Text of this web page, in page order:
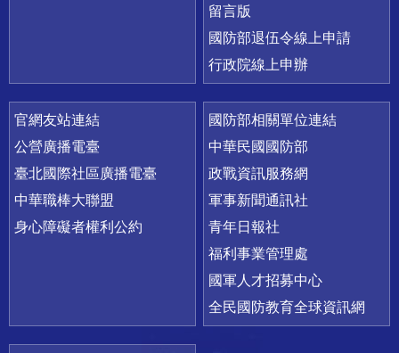
留言版
國防部退伍令線上申請
行政院線上申辦
官網友站連結
公營廣播電臺
臺北國際社區廣播電臺
中華職棒大聯盟
身心障礙者權利公約
國防部相關單位連結
中華民國國防部
政戰資訊服務網
軍事新聞通訊社
青年日報社
福利事業管理處
國軍人才招募中心
全民國防教育全球資訊網